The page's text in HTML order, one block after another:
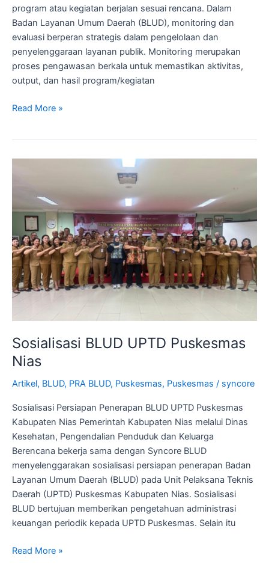
program atau kegiatan berjalan sesuai rencana. Dalam
Badan Layanan Umum Daerah (BLUD), monitoring dan
evaluasi berperan strategis dalam pengelolaan dan
penyelenggaraan layanan publik. Monitoring merupakan
proses pengawasan berkala untuk memastikan aktivitas,
output, dan hasil program/kegiatan
Read More »
Sosialisasi BLUD UPTD Puskesmas
Nias
Artikel, BLUD, PRA BLUD, Puskesmas, Puskesmas / syncore
Sosialisasi Persiapan Penerapan BLUD UPTD Puskesmas
Kabupaten Nias Pemerintah Kabupaten Nias melalui Dinas
Kesehatan, Pengendalian Penduduk dan Keluarga
Berencana bekerja sama dengan Syncore BLUD
menyelenggarakan sosialisasi persiapan penerapan Badan
Layanan Umum Daerah (BLUD) pada Unit Pelaksana Teknis
Daerah (UPTD) Puskesmas Kabupaten Nias. Sosialisasi
BLUD bertujuan memberikan pengetahuan administrasi
keuangan periodik kepada UPTD Puskesmas. Selain itu
Puskesmas
Nias
Read More »